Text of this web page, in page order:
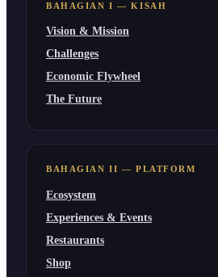
BAHAGIAN I — KISAH
Vision & Mission
Challenges
Economic Flywheel
The Future
BAHAGIAN II — PLATFORM
Ecosystem
Experiences & Events
Restaurants
Shop